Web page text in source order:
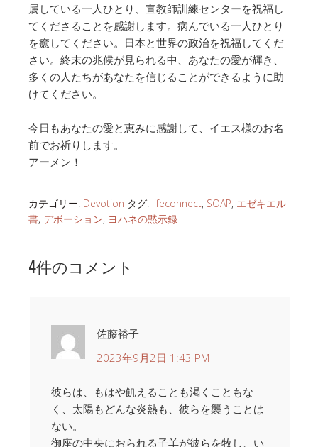
属している一人ひとり、宣教師訓練センターを祝福し
てくださることを感謝します。病んでいる一人ひとり
を癒してください。日本と世界の政治を祝福してくだ
さい。終末の兆候が見られる中、あなたの愛が輝き、
多くの人たちがあなたを信じることができるように助
けてください。
今日もあなたの愛と恵みに感謝して、イエス様のお名
前でお祈りします。
アーメン！
カテゴリー: Devotion タグ: lifeconnect, SOAP, エゼキエル
書, デボーション, ヨハネの黙示録
4件のコメント
佐藤裕子
2023年9月2日 1:43 PM
彼らは、もはや飢えることも渇くこともな
く、太陽もどんな炎熱も、彼らを襲うことは
ない。
御座の中央におられる子羊が彼らを牧し、い